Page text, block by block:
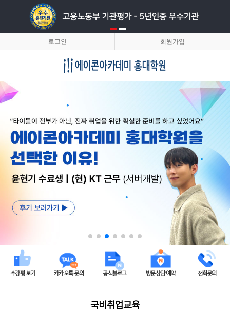
로그인 회원가입
수강평 보기 카카오톡 문의 공식블로그 방문상담 예약 전화문의
국비취업교육